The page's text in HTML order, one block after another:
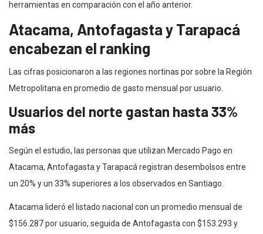
herramientas en comparación con el año anterior.
Atacama, Antofagasta y Tarapacá
encabezan el ranking
Las cifras posicionaron a las regiones nortinas por sobre la Región
Metropolitana en promedio de gasto mensual por usuario.
Usuarios del norte gastan hasta 33%
más
Según el estudio, las personas que utilizan Mercado Pago en
Atacama, Antofagasta y Tarapacá registran desembolsos entre
un 20% y un 33% superiores a los observados en Santiago.
Atacama lideró el listado nacional con un promedio mensual de
$156.287 por usuario, seguida de Antofagasta con $153.293 y